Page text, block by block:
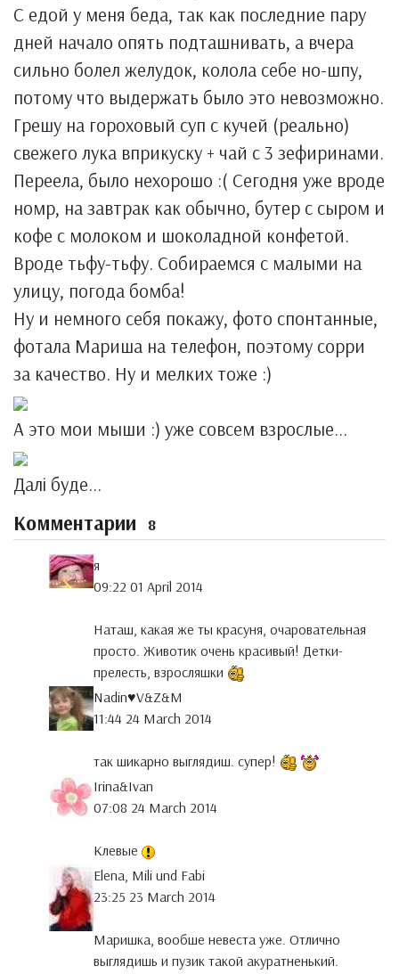
С едой у меня беда, так как последние пару
дней начало опять подташнивать, а вчера
сильно болел желудок, колола себе но-шпу,
потому что выдержать было это невозможно.
Грешу на гороховый суп с кучей (реально)
свежего лука вприкуску + чай с 3 зефиринами.
Переела, было нехорошо :( Сегодня уже вроде
номр, на завтрак как обычно, бутер с сыром и
кофе с молоком и шоколадной конфетой.
Вроде тьфу-тьфу. Собираемся с малыми на
улицу, погода бомба!
Ну и немного себя покажу, фото спонтанные,
фотала Мариша на телефон, поэтому сорри
за качество. Ну и мелких тоже :)
А это мои мыши :) уже совсем взрослые...
Далі буде...
Комментарии 8
я
09:22 01 April 2014
Наташ, какая же ты красуня, очаровательная
просто. Животик очень красивый! Детки-
прелесть, взросляшки
Nadin♥V&Z&M
11:44 24 March 2014
так шикарно выглядиш. супер!
Irina&Ivan
07:08 24 March 2014
Клевые
Elena, Mili und Fabi
23:25 23 March 2014
Маришка, вообше невеста уже. Отлично
выглядишь и пузик такой акуратненький.